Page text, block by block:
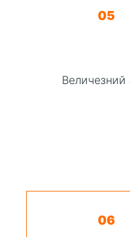
05
Величезний
06